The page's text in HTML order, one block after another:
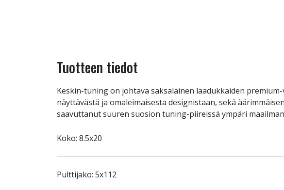
Tuotteen tiedot
Keskin-tuning on johtava saksalainen laadukkaiden
näyttävästä ja omaleimaisesta designistaan, sekä
saavuttanut suuren suosion tuning-piireissä ympäri
Koko: 8.5x20
Pulttijako: 5x112